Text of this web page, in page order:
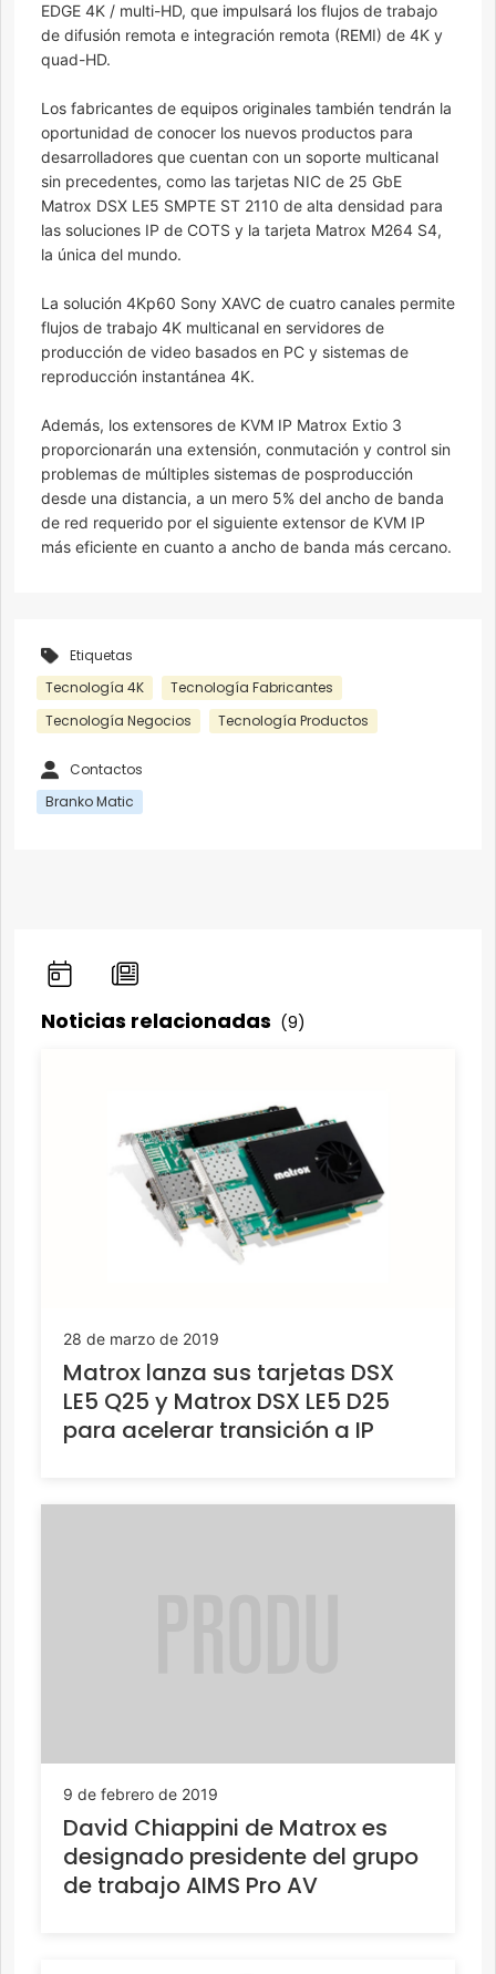
EDGE 4K / multi-HD, que impulsará los flujos de trabajo
de difusión remota e integración remota (REMI) de 4K y
quad-HD.
Los fabricantes de equipos originales también tendrán la
oportunidad de conocer los nuevos productos para
desarrolladores que cuentan con un soporte multicanal
sin precedentes, como las tarjetas NIC de 25 GbE
Matrox DSX LE5 SMPTE ST 2110 de alta densidad para
las soluciones IP de COTS y la tarjeta Matrox M264 S4,
la única del mundo.
La solución 4Kp60 Sony XAVC de cuatro canales permite
flujos de trabajo 4K multicanal en servidores de
producción de video basados ​​en PC y sistemas de
reproducción instantánea 4K.
Además, los extensores de KVM IP Matrox Extio 3
proporcionarán una extensión, conmutación y control sin
problemas de múltiples sistemas de posproducción
desde una distancia, a un mero 5% del ancho de banda
de red requerido por el siguiente extensor de KVM IP
más eficiente en cuanto a ancho de banda más cercano.
Etiquetas
Tecnología 4K
Tecnología Fabricantes
Tecnología Negocios
Tecnología Productos
Contactos
Branko Matic
Noticias relacionadas (9)
28 de marzo de 2019
Matrox lanza sus tarjetas DSX
LE5 Q25 y Matrox DSX LE5 D25
para acelerar transición a IP
9 de febrero de 2019
David Chiappini de Matrox es
designado presidente del grupo
de trabajo AIMS Pro AV